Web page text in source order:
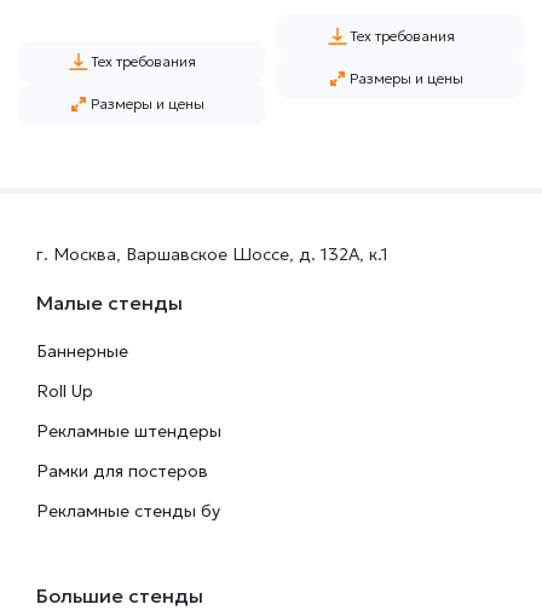
P
Широкоформатная
наклеек
Тех требования
Размеры и цены
Тех требования
Размеры и цены
г. Москва, Варшавское Шоссе, д. 132А, к.1
Малые стенды
Баннерные
Roll Up
Рекламные штендеры
Рамки для постеров
Рекламные стенды бу
Большие стенды